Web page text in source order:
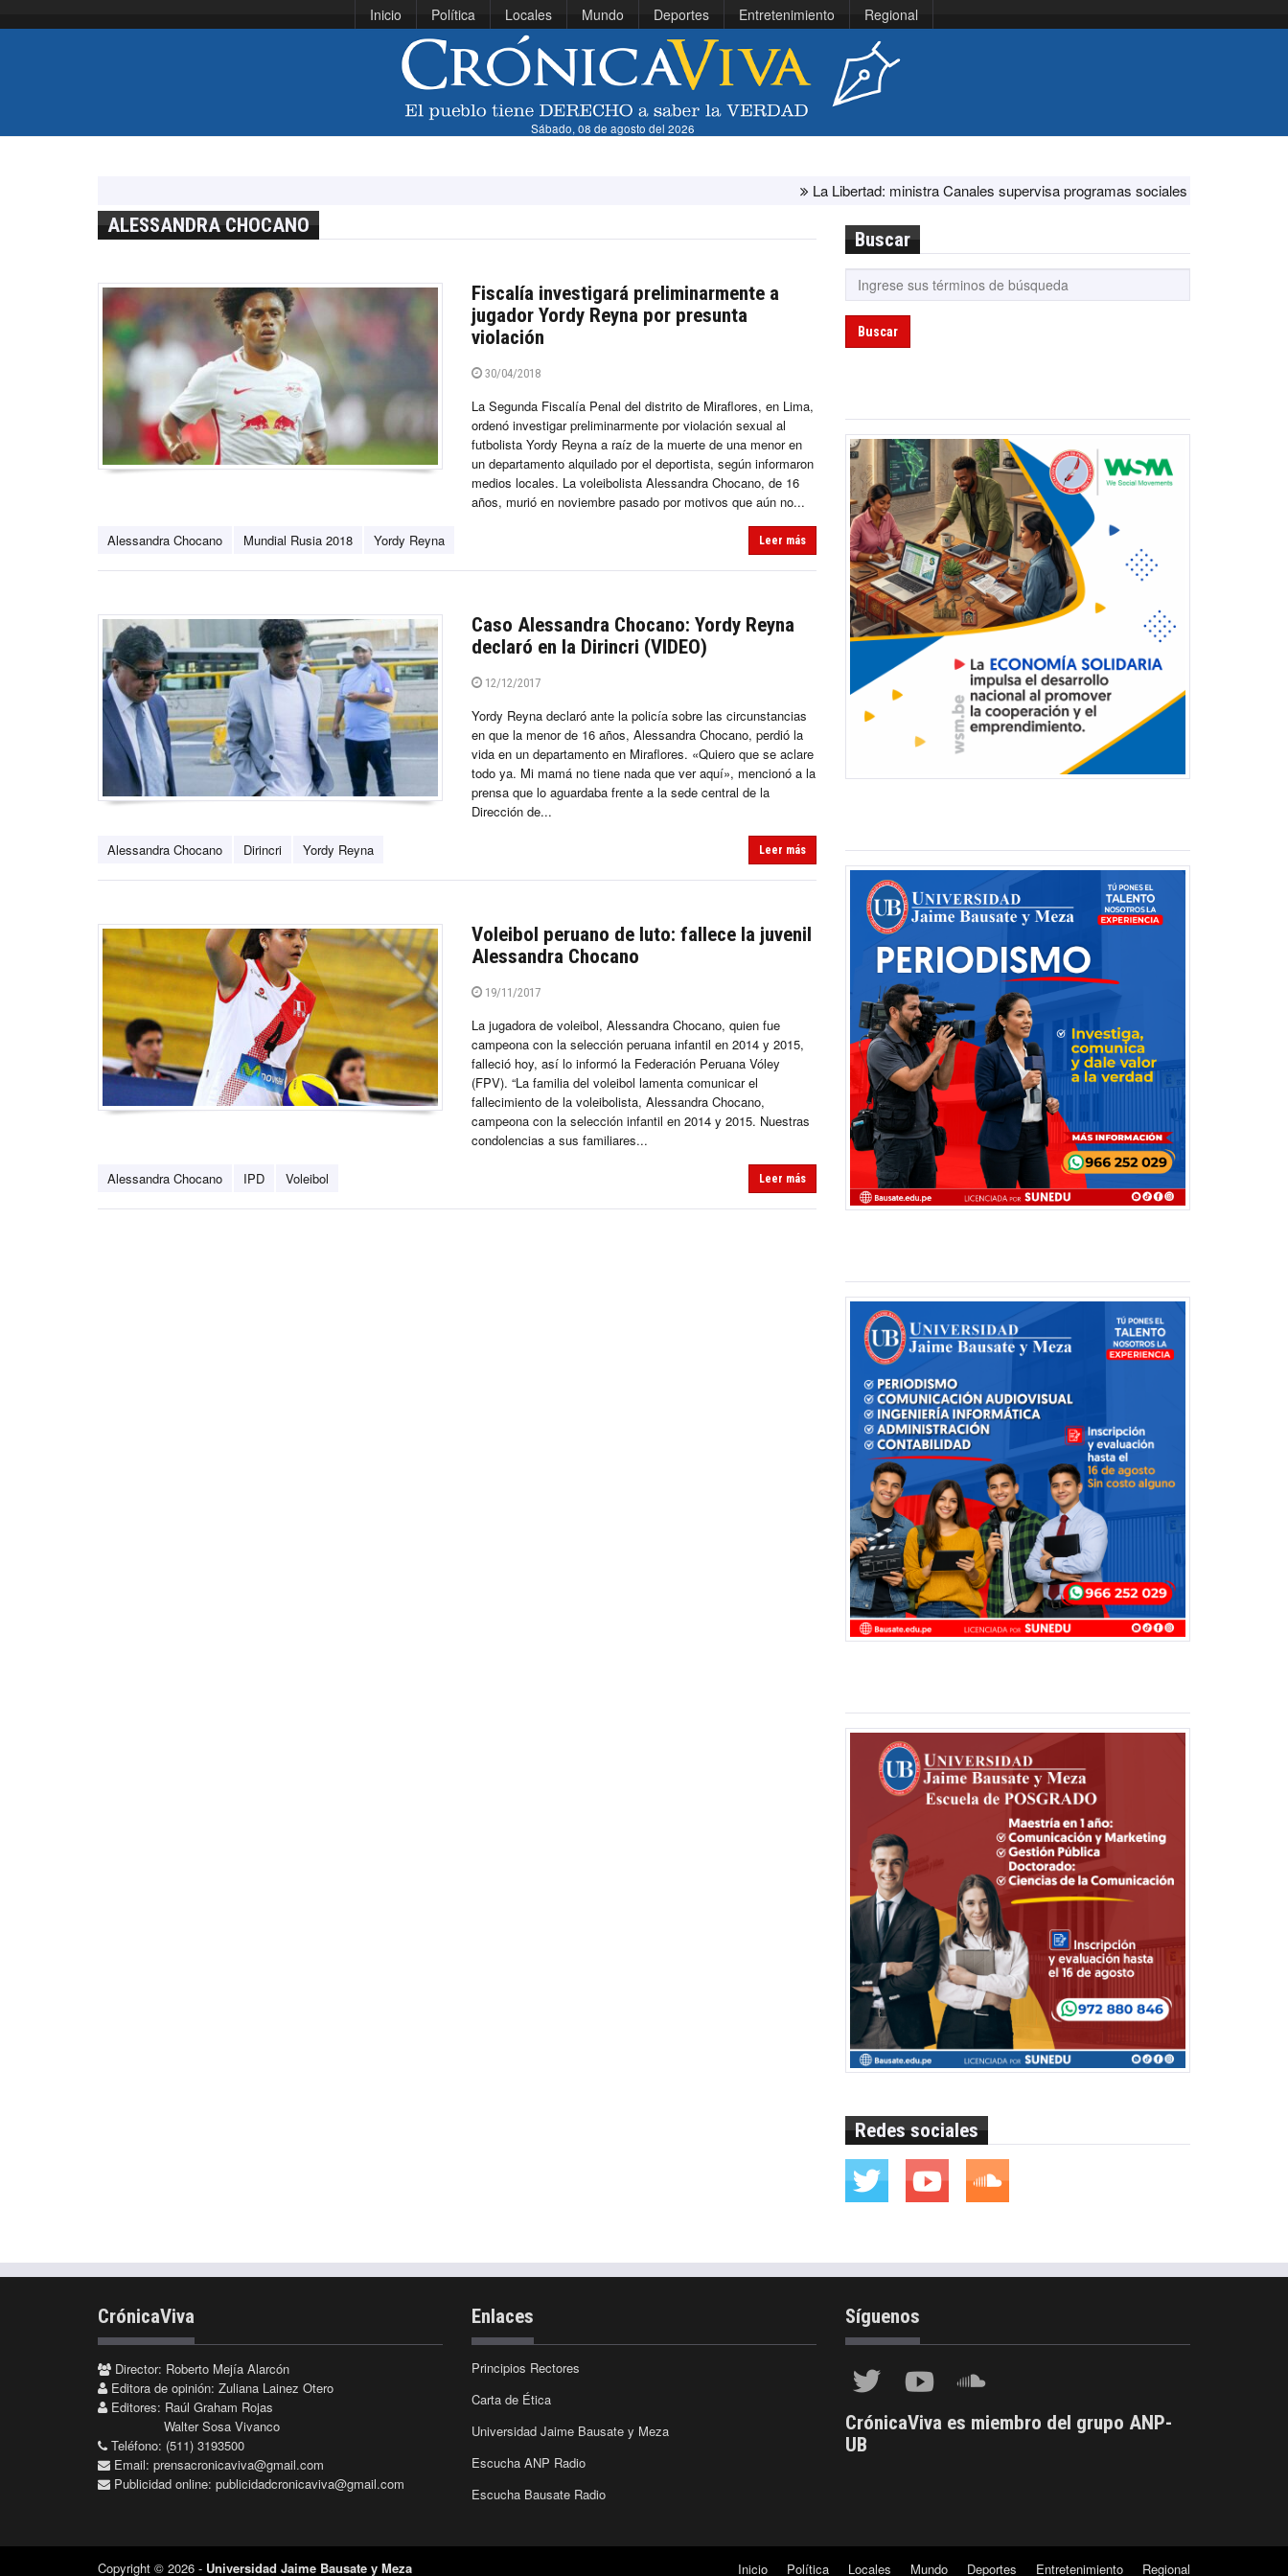
Inicio Política Locales Mundo Deportes Entretenimiento Regional
Sábado, 08 de agosto del 2026
La Libertad: ministra Canales supervisa programas sociales y acciones ante El Niño
ALESSANDRA CHOCANO
Fiscalía investigará preliminarmente a
jugador Yordy Reyna por presunta
violación
30/04/2018
La Segunda Fiscalía Penal del distrito de Miraflores, en Lima,
ordenó investigar preliminarmente por violación sexual al
futbolista Yordy Reyna a raíz de la muerte de una menor en
un departamento alquilado por el deportista, según informaron
medios locales. La voleibolista Alessandra Chocano, de 16
años, murió en noviembre pasado por motivos que aún no...
Alessandra Chocano Mundial Rusia 2018 Yordy Reyna Leer más
Caso Alessandra Chocano: Yordy Reyna
declaró en la Dirincri (VIDEO)
12/12/2017
Yordy Reyna declaró ante la policía sobre las circunstancias
en que la menor de 16 años, Alessandra Chocano, perdió la
vida en un departamento en Miraflores. «Quiero que se aclare
todo ya. Mi mamá no tiene nada que ver aquí», mencionó a la
prensa que lo aguardaba frente a la sede central de la
Dirección de...
Alessandra Chocano Dirincri Yordy Reyna Leer más
Voleibol peruano de luto: fallece la juvenil
Alessandra Chocano
19/11/2017
La jugadora de voleibol, Alessandra Chocano, quien fue
campeona con la selección peruana infantil en 2014 y 2015,
falleció hoy, así lo informó la Federación Peruana Vóley
(FPV). “La familia del voleibol lamenta comunicar el
fallecimiento de la voleibolista, Alessandra Chocano,
campeona con la selección infantil en 2014 y 2015. Nuestras
condolencias a sus familiares...
Alessandra Chocano IPD Voleibol Leer más
Buscar
Buscar
Redes sociales
CrónicaViva
Director: Roberto Mejía Alarcón
Editora de opinión: Zuliana Lainez Otero
Editores: Raúl Graham Rojas
Walter Sosa Vivanco
Teléfono: (511) 3193500
Email: prensacronicaviva@gmail.com
Publicidad online: publicidadcronicaviva@gmail.com
Enlaces
Principios Rectores
Carta de Ética
Universidad Jaime Bausate y Meza
Escucha ANP Radio
Escucha Bausate Radio
Síguenos
CrónicaViva es miembro del grupo ANP-
UB
Copyright © 2026 - Universidad Jaime Bausate y Meza Inicio Política Locales Mundo Deportes Entretenimiento Regional